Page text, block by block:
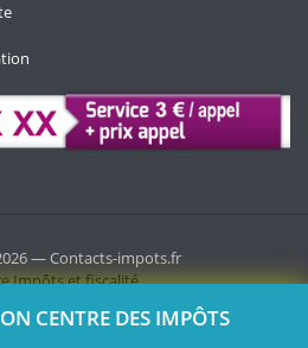
— Contacts-impots.fr
Impôts et fiscalité
CENTRE DES IMPÔTS